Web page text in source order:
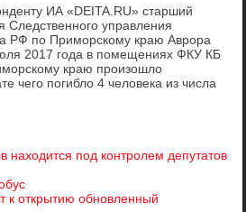
ИА «DEITA.RU» старший
Следственного управления
РФ по Приморскому краю Аврора
2017 года в помещениях ФКУ КБ
краю произошло
чего погибло 4 человека из числа
находится под контролем депутатов
к открытию обновленный